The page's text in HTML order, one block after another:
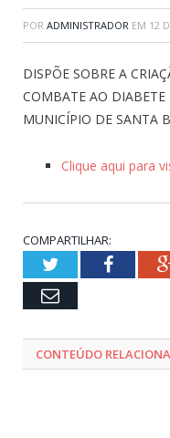
POR ADMINISTRADOR EM 12
DISPÕE SOBRE A
COMBATE AO DIABETE
MUNICÍPIO DE SANTA
Clique aqui para
COMPARTILHAR:
Twitter
Email
CONTEÚDO